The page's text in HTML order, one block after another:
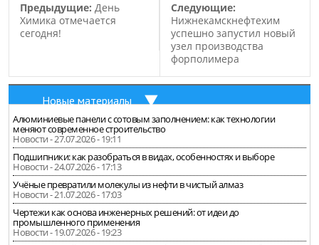
способностью к
осязанию. Но в процессе
работы,…
Предыдущие: День
Химика отмечается
сегодня!
Следующие:
Нижнекамскнефтехим
успешно запустил новый
узел производства
форполимера
Новые материалы
Алюминиевые панели с сотовым заполнением: как технологии
меняют современное строительство
Новости - 27.07.2026 - 19:11
Подшипники: как разобраться в видах, особенностях и выборе
Новости - 24.07.2026 - 17:13
Учёные превратили молекулы из нефти в чистый алмаз
Новости - 21.07.2026 - 17:03
Чертежи как основа инженерных решений: от идеи до
промышленного применения
Новости - 19.07.2026 - 19:23